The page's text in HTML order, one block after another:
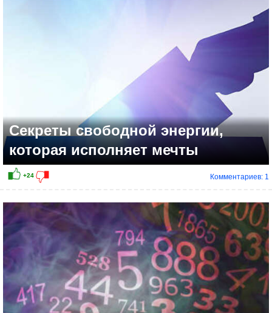
Секреты свободной энергии,
которая исполняет мечты
Комментариев: 1